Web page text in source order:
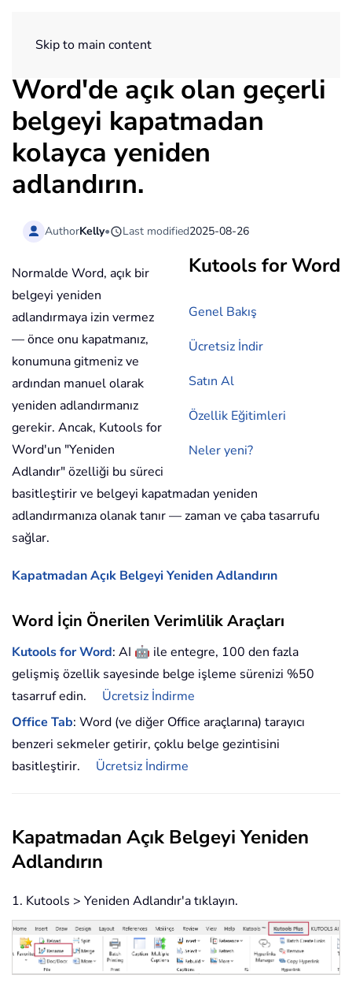
Skip to main content
Word'de açık olan geçerli
belgeyi kapatmadan
kolayca yeniden
adlandırın.
AuthorKelly• Last modified2025-08-26
Kutools for Word
Genel Bakış
Ücretsiz İndir
Satın Al
Özellik Eğitimleri
Neler yeni?
Normalde Word, açık bir
belgeyi yeniden
adlandırmaya izin vermez
— önce onu kapatmanız,
konumuna gitmeniz ve
ardından manuel olarak
yeniden adlandırmanız
gerekir. Ancak, Kutools for
Word'un "Yeniden
Adlandır" özelliği bu süreci
basitleştirir ve belgeyi kapatmadan yeniden
adlandırmanıza olanak tanır — zaman ve çaba tasarrufu
sağlar.
Kapatmadan Açık Belgeyi Yeniden Adlandırın
Word İçin Önerilen Verimlilik Araçları
Kutools for Word: AI 🤖 ile entegre, 100 den fazla
gelişmiş özellik sayesinde belge işleme sürenizi %50
tasarruf edin.
Ücretsiz İndirme
Office Tab: Word (ve diğer Office araçlarına) tarayıcı
benzeri sekmeler getirir, çoklu belge gezintisini
basitleştirir.
Ücretsiz İndirme
Kapatmadan Açık Belgeyi Yeniden
Adlandırın
1. Kutools > Yeniden Adlandır'a tıklayın.